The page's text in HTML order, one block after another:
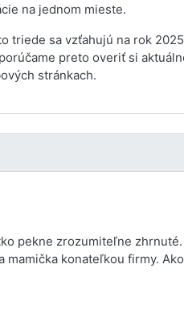
na jednom mieste.
triede sa vzťahujú na rok
preto overiť si
stránkach.
pekne zrozumiteľne
mamička konateľkou firmy.